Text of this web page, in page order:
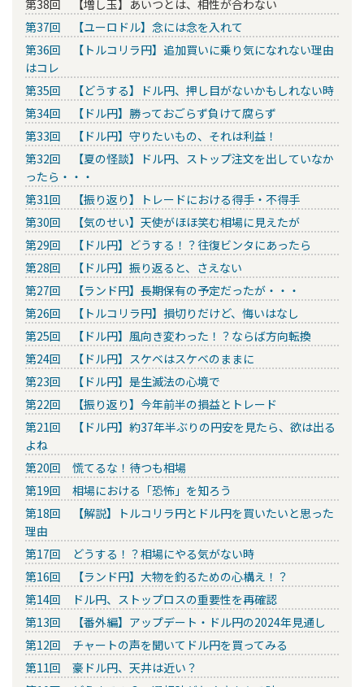
第38回 【増し玉】あいつとは、相性が合わない
第37回 【ユーロドル】念には念を入れて
第36回 【トルコリラ円】追加買いに乗り気になれない理由
はコレ
第35回 【どうする】ドル円、押し目がないかもしれない時
第34回 【ドル円】勝っておごらず負けて腐らず
第33回 【ドル円】守りたいもの、それは利益！
第32回 【夏の怪談】ドル円、ストップ注文を出していなか
ったら・・・
第31回 【振り返り】トレードにおける得手・不得手
第30回 【気のせい】天使がほほ笑む相場に見えたが
第29回 【ドル円】どうする！？往復ビンタにあったら
第28回 【ドル円】振り返ると、さえない
第27回 【ランド円】長期保有の予定だったが・・・
第26回 【トルコリラ円】損切りだけど、悔いはなし
第25回 【ドル円】風向き変わった！？ならば方向転換
第24回 【ドル円】スケベはスケベのままに
第23回 【ドル円】是生滅法の心境で
第22回 【振り返り】今年前半の損益とトレード
第21回 【ドル円】約37年半ぶりの円安を見たら、欲は出る
よね
第20回 慌てるな！待つも相場
第19回 相場における「恐怖」を知ろう
第18回 【解説】トルコリラ円とドル円を買いたいと思った
理由
第17回 どうする！？相場にやる気がない時
第16回 【ランド円】大物を釣るための心構え！？
第14回 ドル円、ストップロスの重要性を再確認
第13回 【番外編】アップデート・ドル円の2024年見通し
第12回 チャートの声を聞いてドル円を買ってみる
第11回 豪ドル円、天井は近い？